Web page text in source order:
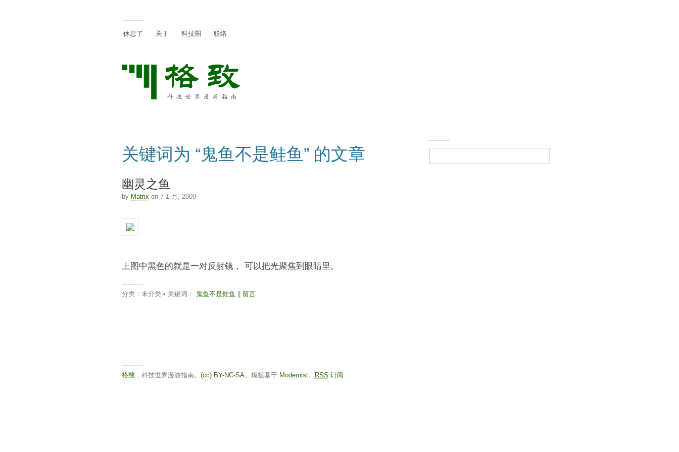
休息了 关于 科技圈 联络
关键词为 “鬼鱼不是鲑鱼” 的文章
幽灵之鱼
by Matrix on 7 1 月, 2009
上图中黑色的就是一对反射镜， 可以把光聚焦到眼睛里。
分类：未分类 • 关键词： 鬼鱼不是鲑鱼 留言
格致，科技世界漫游指南。 (cc) BY-NC-SA。模板基于 Modernist。 RSS 订阅